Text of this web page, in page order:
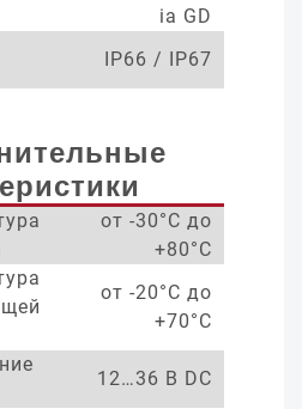
ia GD
IP66 / IP67
от -30°С до
+80°С
от -20°С до
+70°С
12…36 В DC